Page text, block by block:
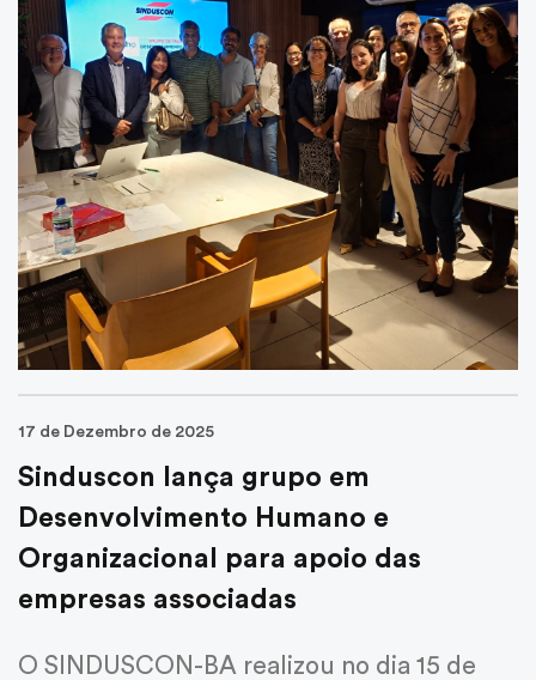
Convenções Coletivas
Acesso Restrito
CUB
Centro de Convenções
17 de Dezembro de 2025
Sinduscon lança grupo em
Desenvolvimento Humano e
Organizacional para apoio das
empresas associadas
O SINDUSCON-BA realizou no dia 15 de